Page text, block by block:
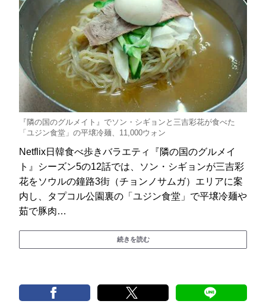
『隣の国のグルメイト』でソン・シギョンと三吉彩花が食べた
「ユジン食堂」の平壌冷麺、11,000ウォン
Netflix日韓食べ歩きバラエティ『隣の国のグルメイ
ト』シーズン5の12話では、ソン・シギョンが三吉彩
花をソウルの鐘路3街（チョンノサムガ）エリアに案
内し、タプコル公園裏の「ユジン食堂」で平壌冷麺や
茹で豚肉…
続きを読む